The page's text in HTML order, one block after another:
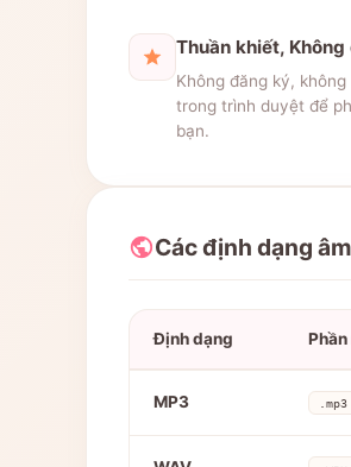
Thuần khiết,
Không đăng ký,
trong trình duyệt để
bạn.
Các định dạng
Định dạng
MP3 .mp3